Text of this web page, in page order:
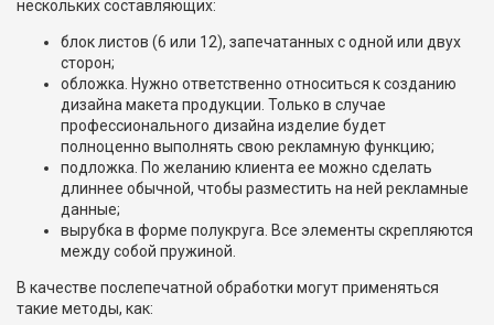
нескольких составляющих:
блок листов (6 или 12), запечатанных с одной или двух
сторон;
обложка. Нужно ответственно относиться к созданию
дизайна макета продукции. Только в случае
профессионального дизайна изделие будет
полноценно выполнять свою рекламную функцию;
подложка. По желанию клиента ее можно сделать
длиннее обычной, чтобы разместить на ней рекламные
данные;
вырубка в форме полукруга. Все элементы скрепляются
между собой пружиной.
В качестве послепечатной обработки могут применяться
такие методы, как: